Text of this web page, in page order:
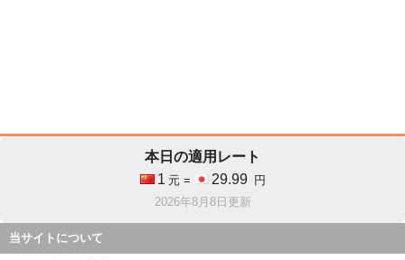
本日の適用レート
1 元 = 29.99
円
2026年8月8日更新
当サイトについて